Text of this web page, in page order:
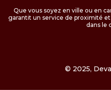
Que vous soyez en ville ou en
garantit un service de proximité
dans le
© 2025,